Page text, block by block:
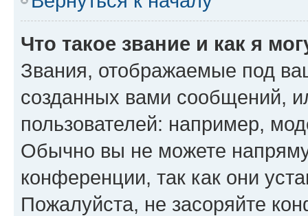
Что такое звание и как я
Звания, отображаемые под
созданных вами сообщений,
пользователей: например,
Обычно вы не можете
конференции, так как они
Пожалуйста, не засоряйте